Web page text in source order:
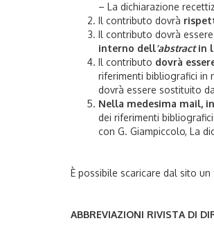
– La dichiarazione
Il contributo dovrà
Il contributo dovrà
interno dell’abstractin
Il contributo dovrà
riferimenti bibliografici in
dovrà essere sostituito
Nella medesima mail,
dei riferimenti
con G. Giampiccolo, La
È possibile scaricare dal sito
ABBREVIAZIONI RIVISTA DI